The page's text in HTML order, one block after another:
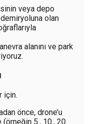
veya depo
demiryoluna olan
alanını ve park
için.
önce, drone’u
5., 10., 20.